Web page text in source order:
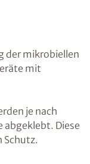
der mikrobiellen
mit
je nach
abgeklebt. Diese
Schutz.